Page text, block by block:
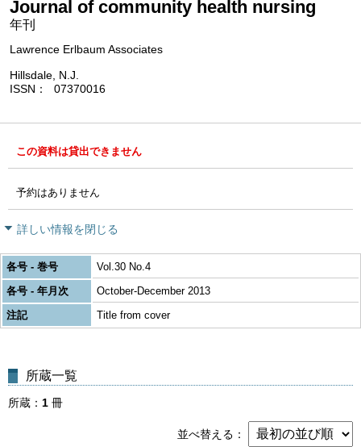
Journal of community health nursing
年刊
Lawrence Erlbaum Associates
Hillsdale, N.J.
ISSN
07370016
この資料は貸出できません
予約はありません
詳しい情報を閉じる
各号 - 巻号
Vol.30 No.4
各号 - 年月次
October-December 2013
注記
Title from cover
所蔵一覧
所蔵 1 冊
並べ替える